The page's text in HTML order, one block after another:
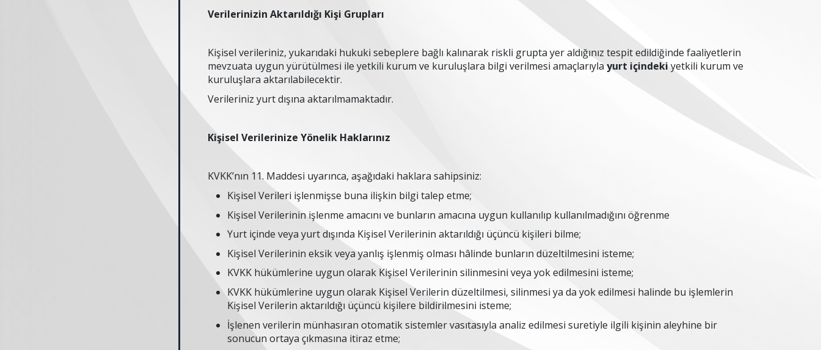
Verilerinizin Aktarıldığı Kişi Grupları
Kişisel verileriniz, yukarıdaki hukuki sebeplere bağlı kalınarak riskli grupta yer aldığınız tespit edildiğinde faaliyetlerin
mevzuata uygun yürütülmesi ile yetkili kurum ve kuruluşlara bilgi verilmesi amaçlarıyla yurt içindeki yetkili kurum ve
kuruluşlara aktarılabilecektir.
Verileriniz yurt dışına aktarılmamaktadır.
Kişisel Verilerinize Yönelik Haklarınız
KVKK’nın 11. Maddesi uyarınca, aşağıdaki haklara sahipsiniz:
Kişisel Verileri işlenmişse buna ilişkin bilgi talep etme;
Kişisel Verilerinin işlenme amacını ve bunların amacına uygun kullanılıp kullanılmadığını öğrenme
Yurt içinde veya yurt dışında Kişisel Verilerinin aktarıldığı üçüncü kişileri bilme;
Kişisel Verilerinin eksik veya yanlış işlenmiş olması hâlinde bunların düzeltilmesini isteme;
KVKK hükümlerine uygun olarak Kişisel Verilerinin silinmesini veya yok edilmesini isteme;
KVKK hükümlerine uygun olarak Kişisel Verilerin düzeltilmesi, silinmesi ya da yok edilmesi halinde bu işlemlerin
Kişisel Verilerin aktarıldığı üçüncü kişilere bildirilmesini isteme;
İşlenen verilerin münhasıran otomatik sistemler vasıtasıyla analiz edilmesi suretiyle ilgili kişinin aleyhine bir
sonucun ortaya çıkmasına itiraz etme;